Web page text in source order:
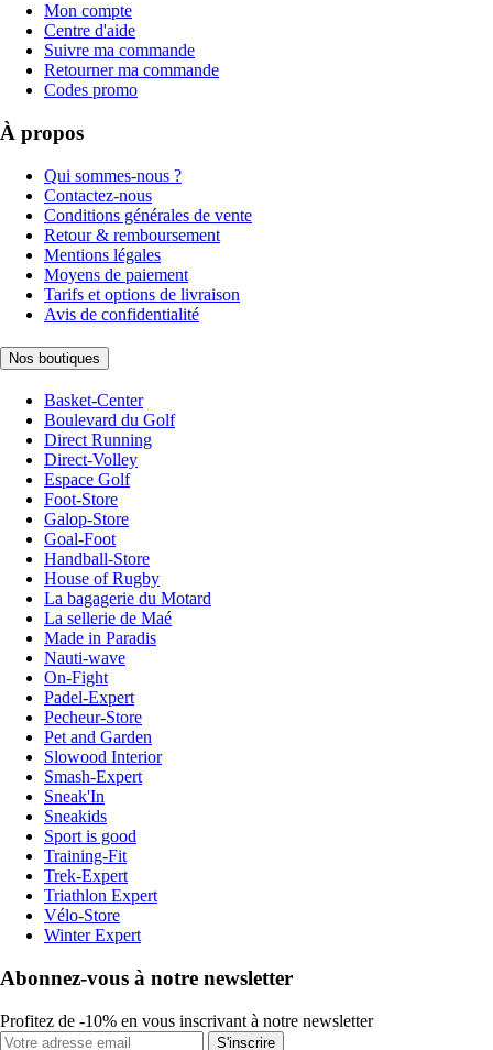
Mon compte
Centre d'aide
Suivre ma commande
Retourner ma commande
Codes promo
À propos
Qui sommes-nous ?
Contactez-nous
Conditions générales de vente
Retour & remboursement
Mentions légales
Moyens de paiement
Tarifs et options de livraison
Avis de confidentialité
Nos boutiques
Basket-Center
Boulevard du Golf
Direct Running
Direct-Volley
Espace Golf
Foot-Store
Galop-Store
Goal-Foot
Handball-Store
House of Rugby
La bagagerie du Motard
La sellerie de Maé
Made in Paradis
Nauti-wave
On-Fight
Padel-Expert
Pecheur-Store
Pet and Garden
Slowood Interior
Smash-Expert
Sneak'In
Sneakids
Sport is good
Training-Fit
Trek-Expert
Triathlon Expert
Vélo-Store
Winter Expert
Abonnez-vous à notre newsletter
Profitez de -10% en vous inscrivant à notre newsletter
S'inscrire